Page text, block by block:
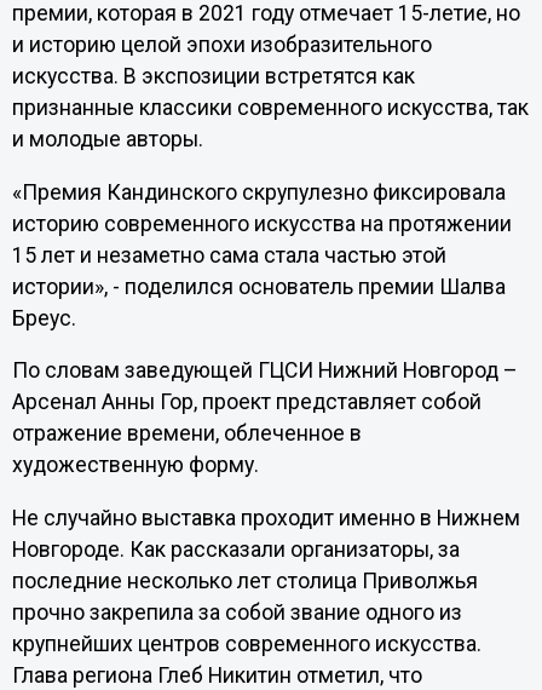
премии, которая в 2021 году отмечает 15-летие, но
и историю целой эпохи изобразительного
искусства. В экспозиции встретятся как
признанные классики современного искусства, так
и молодые авторы.
«Премия Кандинского скрупулезно фиксировала
историю современного искусства на протяжении
15 лет и незаметно сама стала частью этой
истории», - поделился основатель премии Шалва
Бреус.
По словам заведующей ГЦСИ Нижний Новгород –
Арсенал Анны Гор, проект представляет собой
отражение времени, облеченное в
художественную форму.
Не случайно выставка проходит именно в Нижнем
Новгороде. Как рассказали организаторы, за
последние несколько лет столица Приволжья
прочно закрепила за собой звание одного из
крупнейших центров современного искусства.
Глава региона Глеб Никитин отметил, что